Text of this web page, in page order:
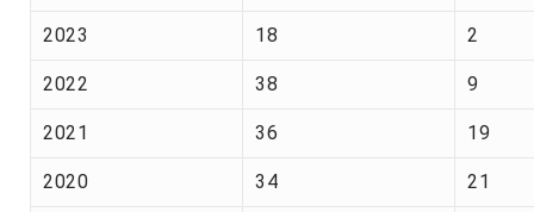
2023 18 2
2022 38 9
2021 36 19
2020 34 21